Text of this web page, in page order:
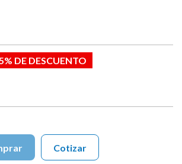
DE DESCUENTO
Cotizar